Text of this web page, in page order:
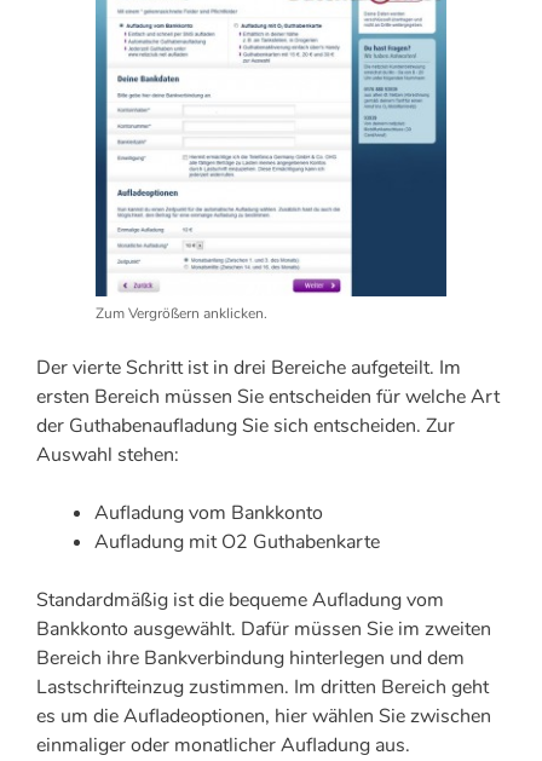
Zum Vergrößern anklicken.
Der vierte Schritt ist in drei Bereiche aufgeteilt. Im
ersten Bereich müssen Sie entscheiden für welche Art
der Guthabenaufladung Sie sich entscheiden. Zur
Auswahl stehen:
Aufladung vom Bankkonto
Aufladung mit O2 Guthabenkarte
Standardmäßig ist die bequeme Aufladung vom
Bankkonto ausgewählt. Dafür müssen Sie im zweiten
Bereich ihre Bankverbindung hinterlegen und dem
Lastschrifteinzug zustimmen. Im dritten Bereich geht
es um die Aufladeoptionen, hier wählen Sie zwischen
einmaliger oder monatlicher Aufladung aus.